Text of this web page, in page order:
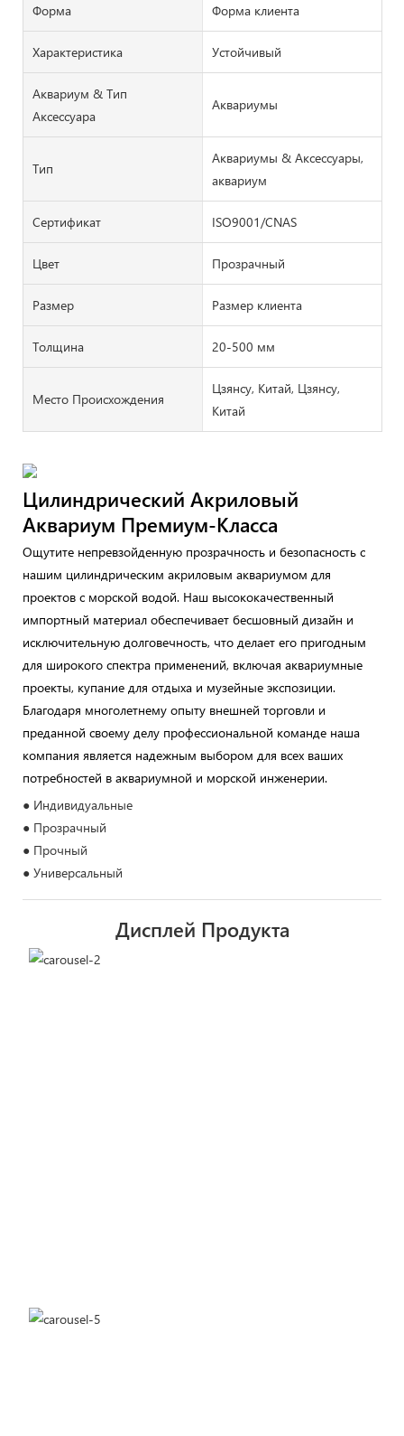
Форма Форма клиента
Характеристика Устойчивый
Аквариум & Тип
Аксессуара
Аквариумы
Тип
Аквариумы & Аксессуары,
аквариум
Сертификат ISO9001/CNAS
Цвет Прозрачный
Размер Размер клиента
Толщина 20-500 мм
Место Происхождения
Цзянсу, Китай, Цзянсу,
Китай
Цилиндрический Акриловый
Аквариум Премиум-Класса
Ощутите непревзойденную прозрачность и безопасность с
нашим цилиндрическим акриловым аквариумом для
проектов с морской водой. Наш высококачественный
импортный материал обеспечивает бесшовный дизайн и
исключительную долговечность, что делает его пригодным
для широкого спектра применений, включая аквариумные
проекты, купание для отдыха и музейные экспозиции.
Благодаря многолетнему опыту внешней торговли и
преданной своему делу профессиональной команде наша
компания является надежным выбором для всех ваших
потребностей в аквариумной и морской инженерии.
● Индивидуальные
● Прозрачный
● Прочный
● Универсальный
Дисплей Продукта